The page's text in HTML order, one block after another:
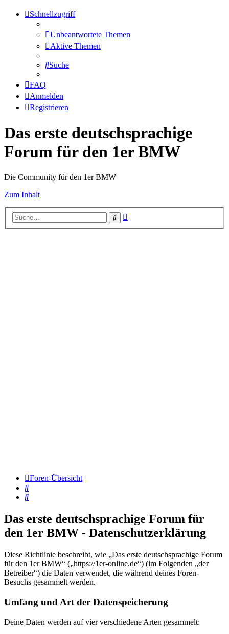
Schnellzugriff
Unbeantwortete Themen
Aktive Themen
Suche
FAQ
Anmelden
Registrieren
Das erste deutschsprachige
Forum für den 1er BMW
Die Community für den 1er BMW
Zum Inhalt
Suche
Foren-Übersicht
Suche
Suche
Das erste deutschsprachige Forum für
den 1er BMW - Datenschutzerklärung
Diese Richtlinie beschreibt, wie „Das erste deutschsprachige Forum
für den 1er BMW“ („https://1er-online.de“) (im Folgenden „der
Betreiber“) die Daten verwendet, die während deines Foren-
Besuchs gesammelt werden.
Umfang und Art der Datenspeicherung
Deine Daten werden auf vier verschiedene Arten gesammelt: